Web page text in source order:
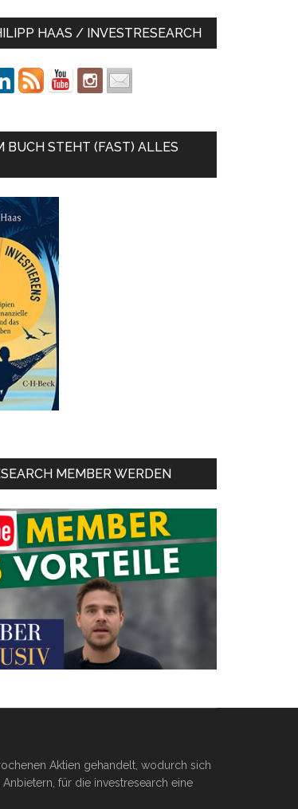
HAAS / INVESTRESEARCH
BUCH STEHT (FAST) ALLES
MEMBER WERDEN
Aktien gehandelt, wodurch sich
für die investresearch eine